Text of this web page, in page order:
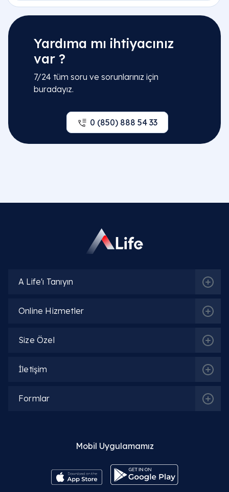
Yardıma mı ihtiyacınız
var ?
7/24 tüm soru ve sorunlarınız için
buradayız.
0 (850) 888 54 33
A Life'ı Tanıyın
Online Hizmetler
Size Özel
İletişim
Formlar
Mobil Uygulamamız